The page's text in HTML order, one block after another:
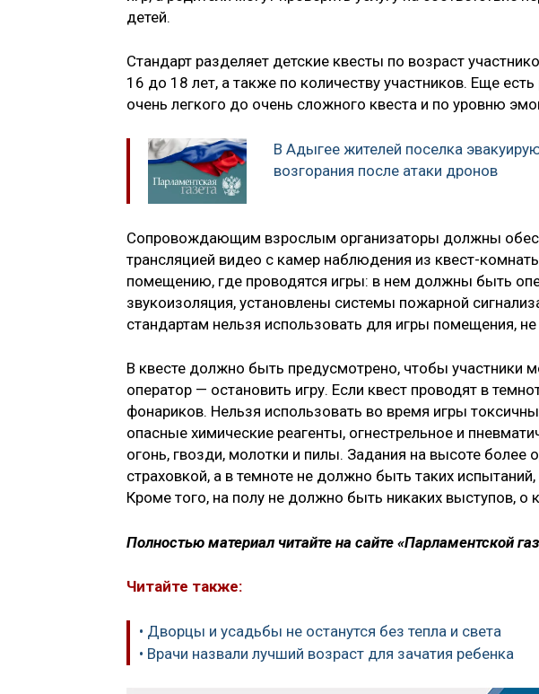
детей.
Стандарт разделяет детские квесты по возраст
16 до 18 лет, а также по количеству участников. Еще
очень легкого до очень сложного квеста и по уровню
В Адыгее жителей поселка
возгорания после атаки дронов
Сопровождающим взрослым организаторы должны
трансляцией видео с камер наблюдения из квест-
помещению, где проводятся игры: в нем должны быть
звукоизоляция, установлены системы пожарной
стандартам нельзя использовать для игры помещения,
В квесте должно быть предусмотрено, чтобы участники
оператор — остановить игру. Если квест проводят в
фонариков. Нельзя использовать во время игры
опасные химические реагенты, огнестрельное и
огонь, гвозди, молотки и пилы. Задания на высоте более
страховкой, а в темноте не должно быть таких
Кроме того, на полу не должно быть никаких выступов, о
Полностью материал читайте на сайте «Парламентской
Читайте также:
• Дворцы и усадьбы не останутся без тепла и света
• Врачи назвали лучший возраст для зачатия ребенка